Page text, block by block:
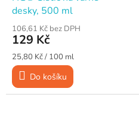
desky, 500 ml
106,61 Kč bez DPH
129 Kč
Měrná
cena:
25,80 Kč / 100 ml
Do košíku